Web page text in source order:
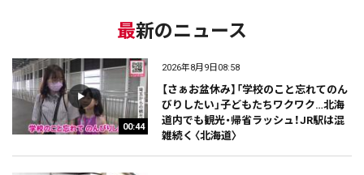
最新のニュース
00:44
2026年8月9日08:58
【さぁお盆休み】「学校のこと忘れてのん
びりしたい」子どもたちワクワク…北海
道内でも観光・帰省ラッシュ！JR駅は混
雑続く〈北海道〉